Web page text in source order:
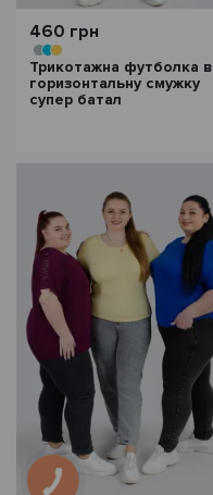
460 грн
Трикотажна футболка в
горизонтальну смужку
супер батал